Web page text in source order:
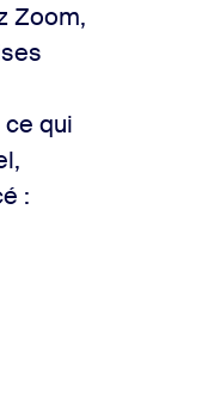
Zoom,
qui
: